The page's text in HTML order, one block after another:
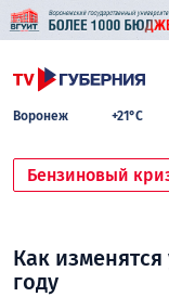
Воронеж +21°C
Бензиновый
Как изменятся
году